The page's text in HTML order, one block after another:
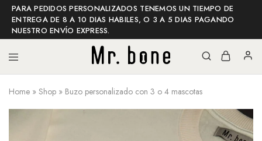
PARA PEDIDOS PERSONALIZADOS TENEMOS UN TIEMPO DE
ENTREGA DE 8 A 10 DIAS HABILES, O 3 A 5 DIAS PAGANDO
NUESTRO ENVÍO EXPRESS.
Mr
bone
Mr
bone
Home » Shop » Buzo personalizado con 3 o 4 mascotas